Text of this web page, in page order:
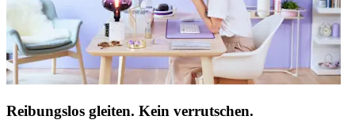
Reibungslos gleiten. Kein verrutschen.